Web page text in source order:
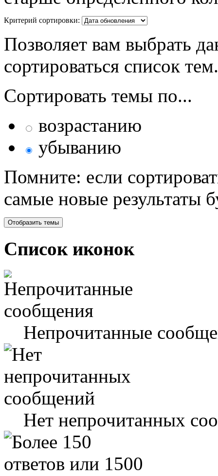
Критерий сортировки:
Позволяет вам выбрать
сортироваться список тем.
Сортировать темы по...
возрастанию
убыванию
Помните: если
самые новые результаты
Список иконок
Непрочитанные
Нет непрочитанных